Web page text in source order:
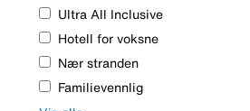
Ultra All Inclusive
Hotell for voksne
Nær stranden
Familievennlig